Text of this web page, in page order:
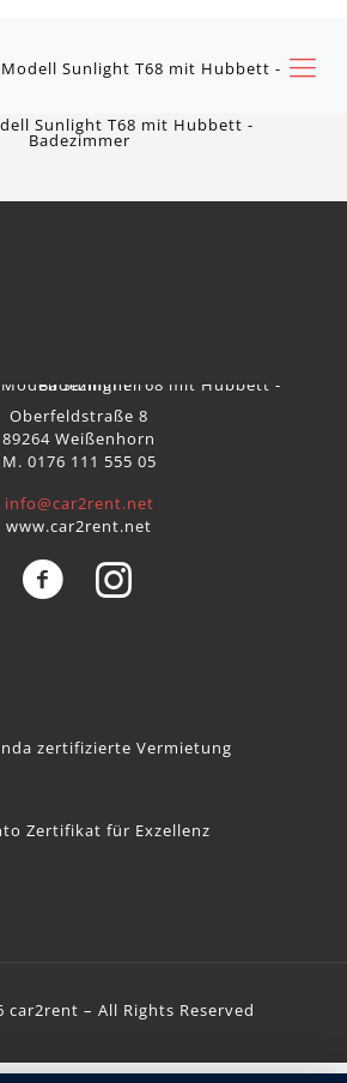
Oberfeldstraße 8
89264 Weißenhorn
M. 0176 111 555 05
info@car2rent.net
www.car2rent.net
car2rent – All Rights Reserved